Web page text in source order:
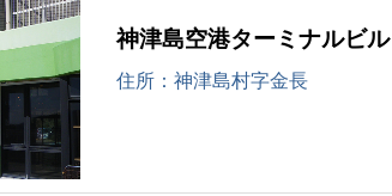
神津島空港ターミナルビル
住所：神津島村字金長